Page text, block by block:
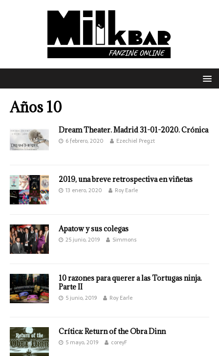
Años 10
Dream Theater. Madrid 31-01-2020. Crónica
6 febrero, 2020 Ezechiel Pregzt
2019, una breve retrospectiva en viñetas
13 enero, 2020 Roy Earle
Apatow y sus colegas
25 junio, 2019 Simmons
10 razones para querer a las Tortugas ninja.
Parte II
5 junio, 2019 Roy Earle
Crítica: Return of the Obra Dinn
5 mayo, 2019 coreyF